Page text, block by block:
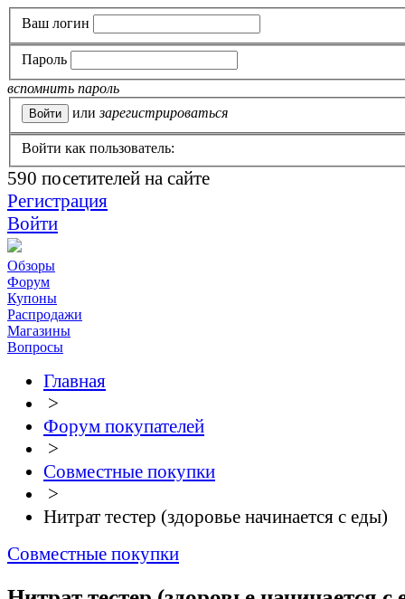
Ваш логин
Пароль
вспомнить пароль
или зарегистрироваться
Войти как пользователь:
590 посетителей на сайте
Регистрация
Войти
Обзоры
Форум
Купоны
Распродажи
Магазины
Вопросы
Главная
>
Форум покупателей
>
Совместные покупки
>
Нитрат тестер (здоровье начинается с еды)
Совместные покупки